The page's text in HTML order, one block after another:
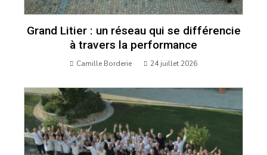
Grand Litier : un réseau qui se différencie
à travers la performance
Camille Borderie 24 juillet 2026